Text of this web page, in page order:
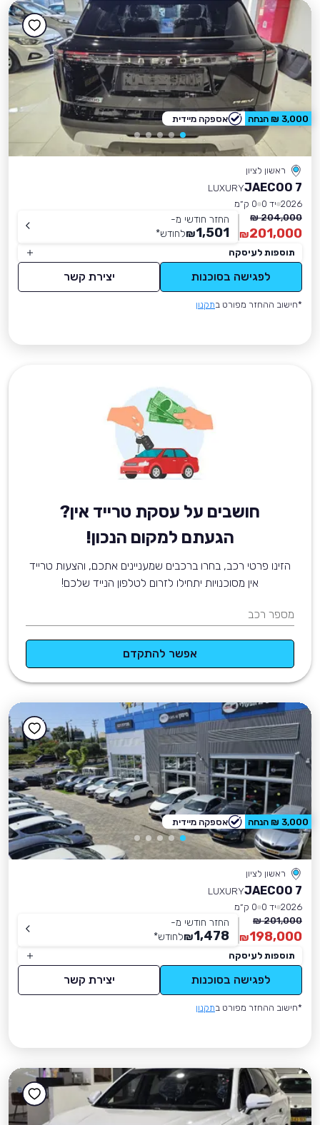
ראשון לציון
JAECOO 7
LUXURY
2026 יד 0
0 ק״מ
204,000 ₪
201,000
₪
החזר חודשי מ-
1,501
₪לחודש*
תוספות לעיסקה
לפגישה בסוכנות יצירת קשר
*חישוב ההחזר מפורט בתקנון
3,000 ₪ הנחה אספקה מיידית
חושבים על עסקת טרייד אין?
הגעתם למקום הנכון!
הזינו פרטי רכב, בחרו ברכבים שמעניינים אתכם, והצעות טרייד
אין מסוכנויות יתחילו לזרום לטלפון הנייד שלכם!
מספר רכב
אפשר להתקדם
ראשון לציון
JAECOO 7
LUXURY
2026 יד 0
0 ק״מ
201,000 ₪
198,000
₪
החזר חודשי מ-
1,478
₪לחודש*
תוספות לעיסקה
לפגישה בסוכנות יצירת קשר
*חישוב ההחזר מפורט בתקנון
3,000 ₪ הנחה אספקה מיידית